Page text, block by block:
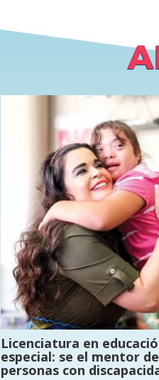
Licenciatura en
especial: se el mentor de
personas con